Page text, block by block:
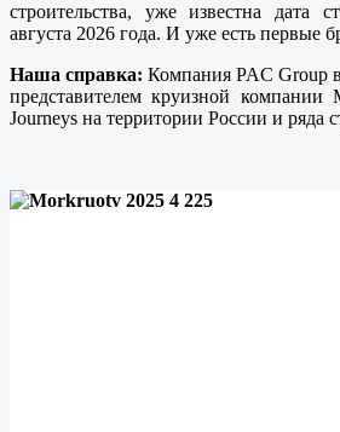
строительства, уже известна дата
августа 2026 года. И уже есть первые
Наша справка: Компания PAC Group
представителем круизной компании
Journeys на территории России и ряда